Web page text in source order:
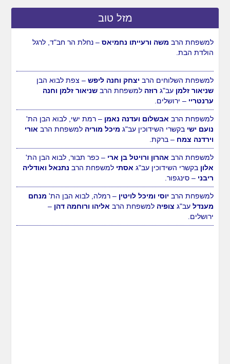
מזל טוב
למשפחת הרב משה ורעייתו נחמיאס – נחלת הר חב"ד, לרגל
הולדת הבת.
למשפחת השלוחים הרב יצחק וחנה ליפש – צפת לבוא הבן
שניאור זלמן עב"ג רוזה למשפחת הרב שניאור זלמן וחנה
ערנטריי – ירושלים.
למשפחת הרב אבשלום ועדנה נאמן – רמת ישי, לבוא הבן הת'
נועם ישי בקשרי השידוכין עב"ג מיכל מוריה למשפחת הרב אורי
וירדנה צמח – ברקת.
למשפחת הרב אהרון ורויטל בן ארי – כפר תבור, לבוא הבן הת'
אלון בקשרי השידוכין עב"ג אסתי למשפחת הרב נתנאל ואודליה
ריבני – סינגפור.
למשפחת הרב יוסי ומיכל לויטין – רמלה, לבוא הבן הת' מנחם
מענדל עב"ג צופיה למשפחת הרב אליהו ורוחמה דהן –
ירושלים.